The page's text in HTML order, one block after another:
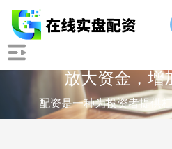
放大资金，增
配资是一种为投资者提供